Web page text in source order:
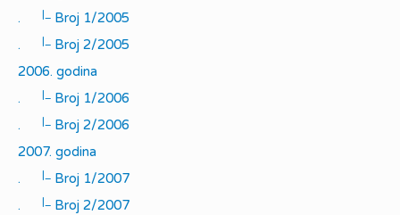
.
|_
Broj 1/2005
.
|_
Broj 2/2005
2006. godina
.
|_
Broj 1/2006
.
|_
Broj 2/2006
2007. godina
.
|_
Broj 1/2007
.
|_
Broj 2/2007